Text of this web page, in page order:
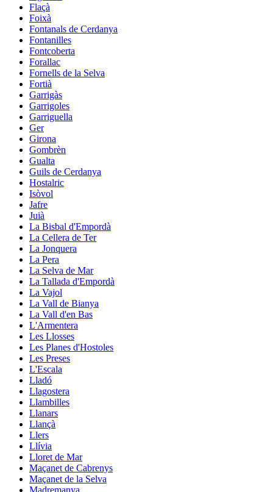
Flaçà
Foixà
Fontanals de Cerdanya
Fontanilles
Fontcoberta
Forallac
Fornells de la Selva
Fortià
Garrigàs
Garrigoles
Garriguella
Ger
Girona
Gombrèn
Gualta
Guils de Cerdanya
Hostalric
Isòvol
Jafre
Juià
La Bisbal d'Empordà
La Cellera de Ter
La Jonquera
La Pera
La Selva de Mar
La Tallada d'Empordà
La Vajol
La Vall de Bianya
La Vall d'en Bas
L'Armentera
Les Llosses
Les Planes d'Hostoles
Les Preses
L'Escala
Lladó
Llagostera
Llambilles
Llanars
Llançà
Llers
Llívia
Lloret de Mar
Maçanet de Cabrenys
Maçanet de la Selva
Madremanya